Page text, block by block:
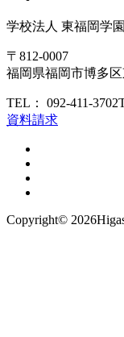
学校法人 東福岡学園
〒812-0007
福岡県福岡市博多区
TEL： 092-411-3702
資料請求
Copyright©